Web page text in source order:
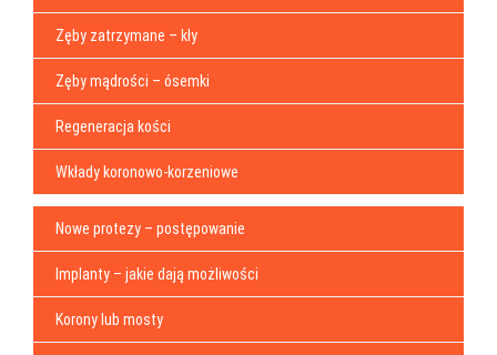
Zęby zatrzymane – kły
Zęby mądrości – ósemki
Regeneracja kości
Wkłady koronowo-korzeniowe
Nowe protezy – postępowanie
Implanty – jakie dają możliwości
Korony lub mosty